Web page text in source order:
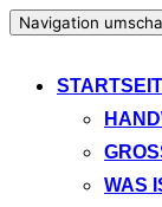
Navigation
WAS